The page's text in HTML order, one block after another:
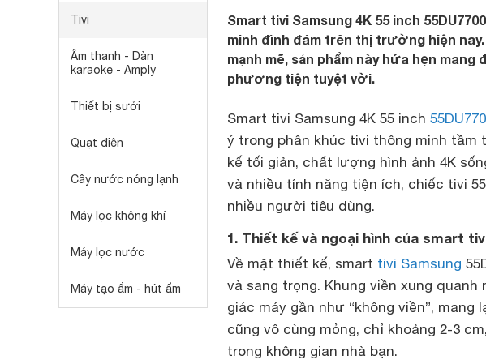
Tivi
Âm thanh - Dàn
karaoke - Amply
Thiết bị sưởi
Quạt điện
Cây nước nóng lạnh
Máy lọc không khí
Máy lọc nước
Máy tạo ẩm - hút ẩm
Smart tivi Samsung 4K 55 inch
minh đình đám trên thị trường hiện
mạnh mẽ, sản phẩm này hứa hẹn
phương tiện tuyệt vời.
Smart tivi Samsung 4K 55 inch
ý trong phân khúc tivi thông minh tầm
kế tối giản, chất lượng hình ảnh 4K
và nhiều tính năng tiện ích, chiếc tivi
nhiều người tiêu dùng.
1. Thiết kế và ngoại hình của smart
Về mặt thiết kế, smart tivi Samsung
và sang trọng. Khung viền xung
giác máy gần như “không viền”,
cũng vô cùng mỏng, chỉ khoảng 2-3
trong không gian nhà bạn.